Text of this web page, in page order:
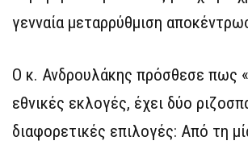
γενναία μεταρρύθμιση
Ο κ. Ανδρουλάκης πρόσθεσε πως
εθνικές εκλογές, έχει δύο
διαφορετικές επιλογές: Από τη